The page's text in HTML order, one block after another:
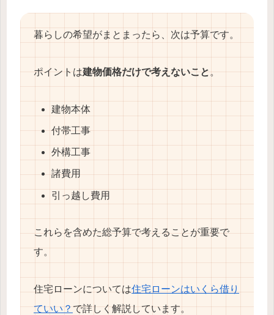
暮らしの希望がまとまったら、次は予算です。
ポイントは建物価格だけで考えないこと。
建物本体
付帯工事
外構工事
諸費用
引っ越し費用
これらを含めた総予算で考えることが重要で
す。
住宅ローンについては住宅ローンはいくら借り
ていい？で詳しく解説しています。